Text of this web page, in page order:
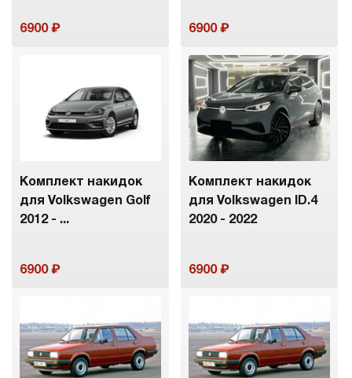
6900 6900
Комплект накидок
для Volkswagen Golf
2012 - ...
6900
Комплект накидок
для Volkswagen ID.4
2020 - 2022
6900